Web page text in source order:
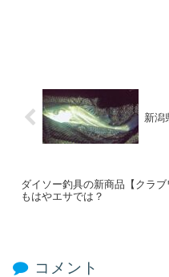
新潟
ダイソー釣具の新商品【クラブ
もはやエサでは？
コメント